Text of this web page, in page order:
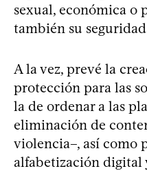
sexual, económica o
también su
A la vez, prevé la
protección para las
la de ordenar a las
eliminación de
violencia–, así como
alfabetización digital